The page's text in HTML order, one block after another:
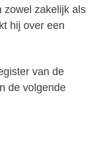
zowel zakelijk als
hij over een
van de
de volgende